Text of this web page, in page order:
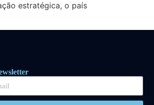
estratégica, o país